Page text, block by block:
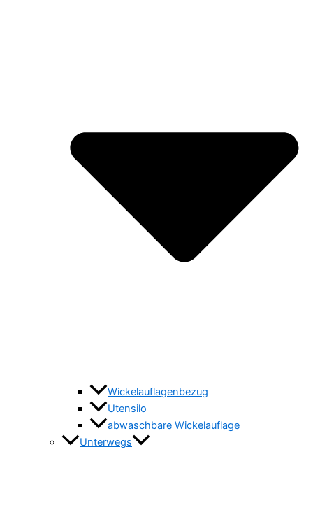
Wickelauflagenbezug
Utensilo
abwaschbare Wickelauflage
Unterwegs